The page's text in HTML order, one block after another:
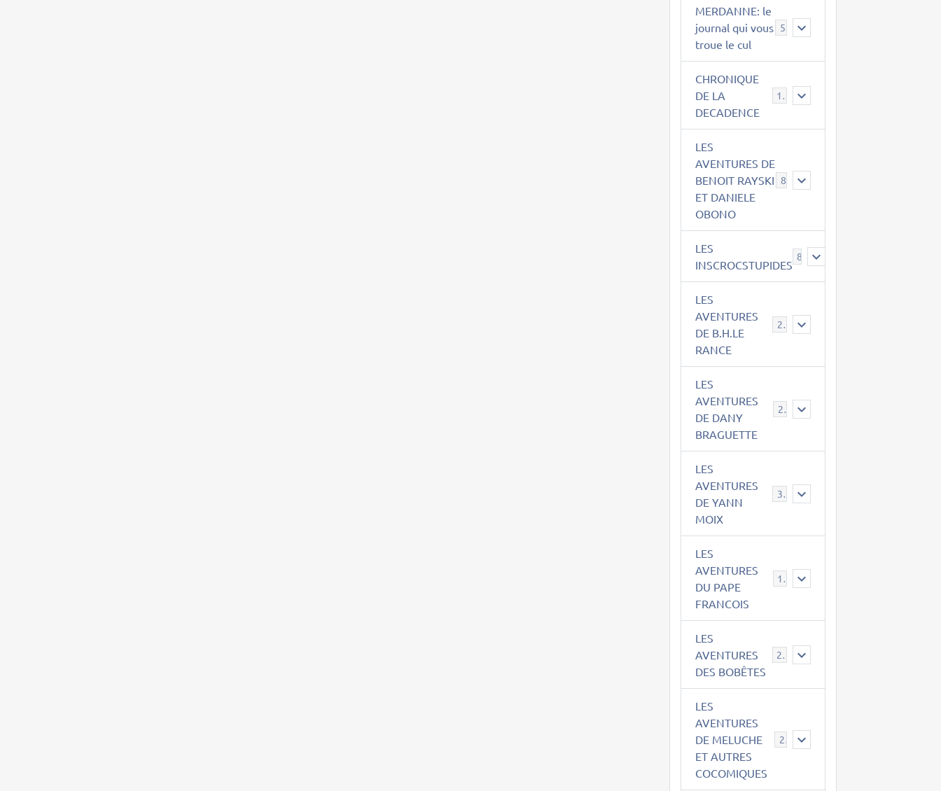
MERDANNE: le
journal qui vous
troue le cul
CHRONIQUE
DE LA
DECADENCE
12
LES
AVENTURES DE
BENOIT RAYSKI
ET DANIELE
OBONO
LES
INSCROCSTUPIDES
8
LES
AVENTURES
DE B.H.LE
RANCE
21
LES
AVENTURES
DE DANY
BRAGUETTE
29
LES
AVENTURES
DE YANN
MOIX
39
LES
AVENTURES
DU PAPE
FRANCOIS
15
LES
AVENTURES
DES BOBÊTES
23
LES
AVENTURES
DE MELUCHE
ET AUTRES
COCOMIQUES
22